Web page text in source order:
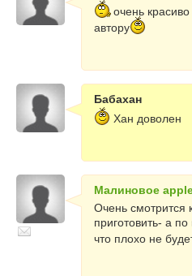
очень красиво
автору
Бабахан
Хан доволен
Малиновое
Очень смотрится
приготовить- а
что плохо не